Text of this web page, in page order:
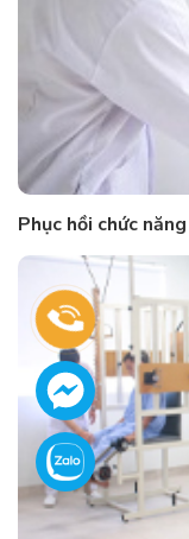
Phục hồi chức